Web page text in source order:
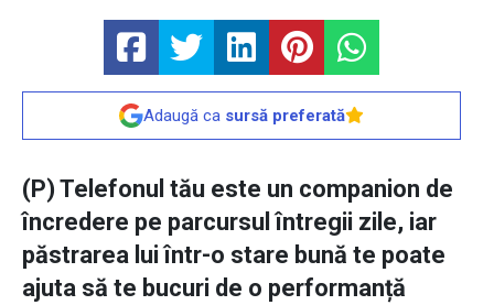
Adaugă ca sursă preferată
(P) Telefonul tău este un companion de
încredere pe parcursul întregii zile, iar
păstrarea lui într-o stare bună te poate
ajuta să te bucuri de o performanță